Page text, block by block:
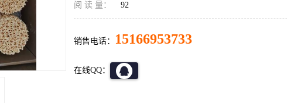
阅 读 量： 92
销售电话： 15166953733
在线QQ：